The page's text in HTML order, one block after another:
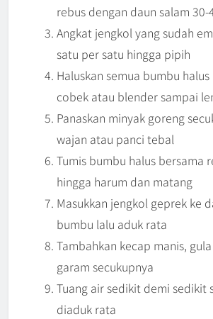
rebus dengan daun salam
Angkat jengkol yang sudah
satu per satu hingga pipih
Haluskan semua bumbu
cobek atau blender sampai
Panaskan minyak goreng
wajan atau panci tebal
Tumis bumbu halus bersama
hingga harum dan matang
Masukkan jengkol geprek ke
bumbu lalu aduk rata
Tambahkan kecap manis,
garam secukupnya
Tuang air sedikit demi sedikit
diaduk rata